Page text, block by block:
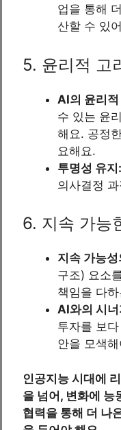
업을 통해
산할 수 있
5. 윤리적 고
AI의 윤리
수 있는 윤
해요. 공정
요해요.
투명성 유지:
의사결정
6. 지속 가능
지속 가능
구조) 요소
책임을 다
AI와의 시너
투자를 보
안을 모색
인공지능 시대에
을 넘어, 변화에 능
협력을 통해 더 나